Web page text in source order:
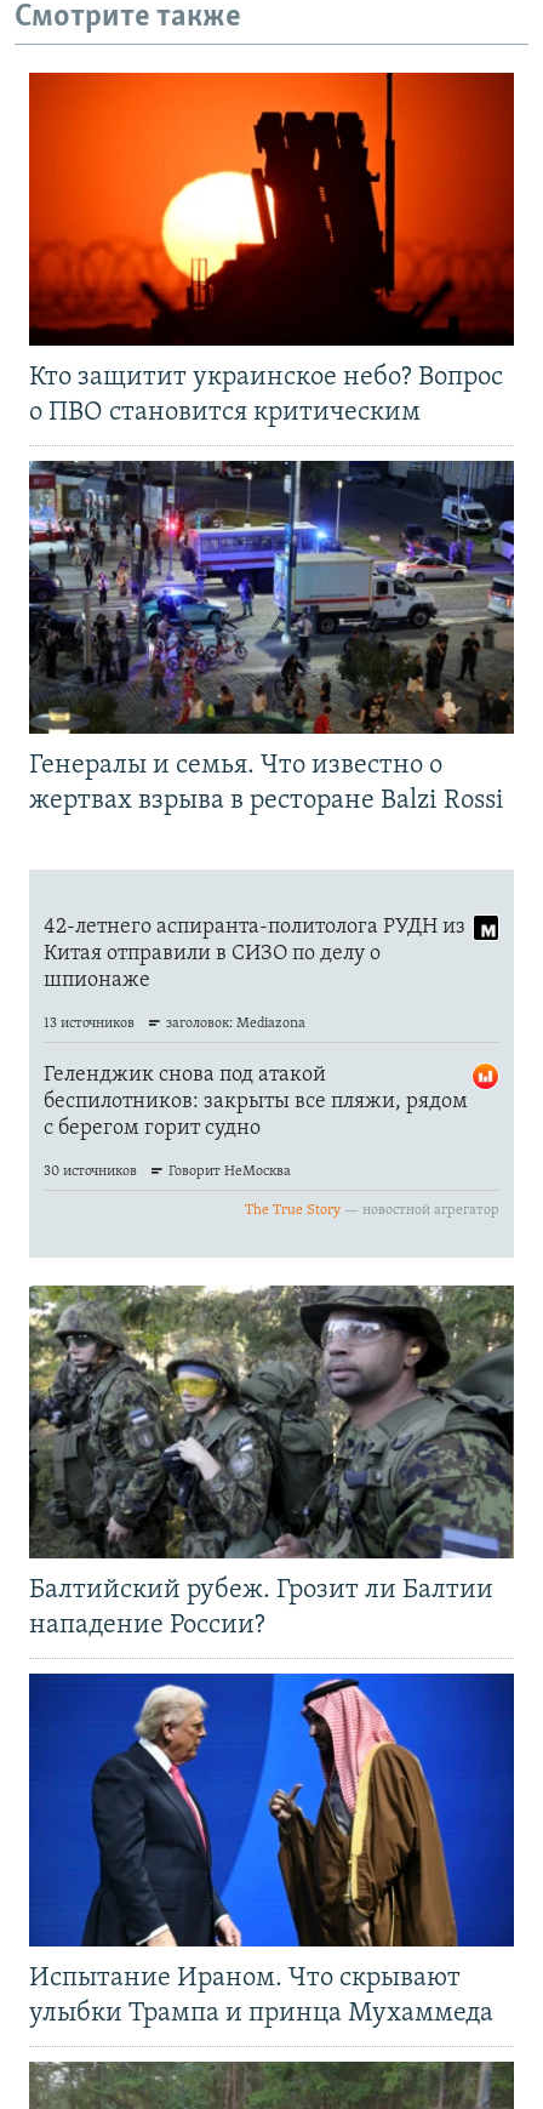
Смотрите также
Кто защитит украинское небо? Вопрос
о ПВО становится критическим
Генералы и семья. Что известно о
жертвах взрыва в ресторане Balzi Rossi
Балтийский рубеж. Грозит ли Балтии
нападение России?
Испытание Ираном. Что скрывают
улыбки Трампа и принца Мухаммеда